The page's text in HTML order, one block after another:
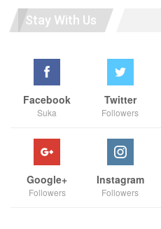
Stay With Us
Facebook
Suka
Twitter
Followers
Google+
Followers
Instagram
Followers